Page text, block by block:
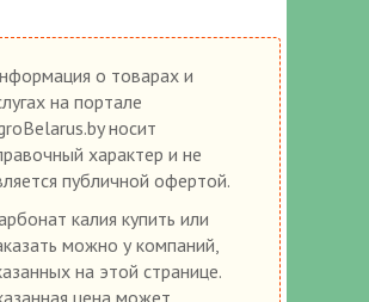
о товарах и
на портале
носит
характер и не
публичной офертой.
калия купить или
можно у компаний,
на этой странице.
цена может